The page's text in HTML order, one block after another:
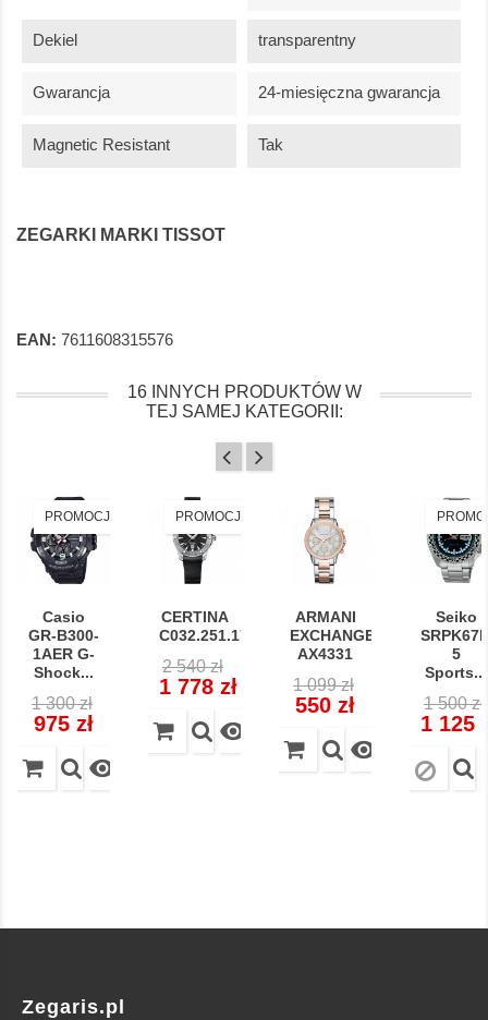
Dekiel transparentny
Gwarancja 24-miesięczna gwarancja
Magnetic Resistant Tak
ZEGARKI MARKI TISSOT
EAN: 7611608315576
16 INNYCH PRODUKTÓW W
TEJ SAMEJ KATEGORII:
PROMOCJA!
Casio
GR-B300-
1AER G-
Shock...
Cena
regularna
1 300 zł
975 zł

PROMOCJA!
CERTINA
C032.251.17.051.00...
Cena
regularna
2 540 zł
1 778 zł

ARMANI
EXCHANGE
AX4331
Cena
regularna
1 099 zł
550 zł

Seiko
5
Sports...
Cena
1 500 zł
1 125
Zegaris.pl